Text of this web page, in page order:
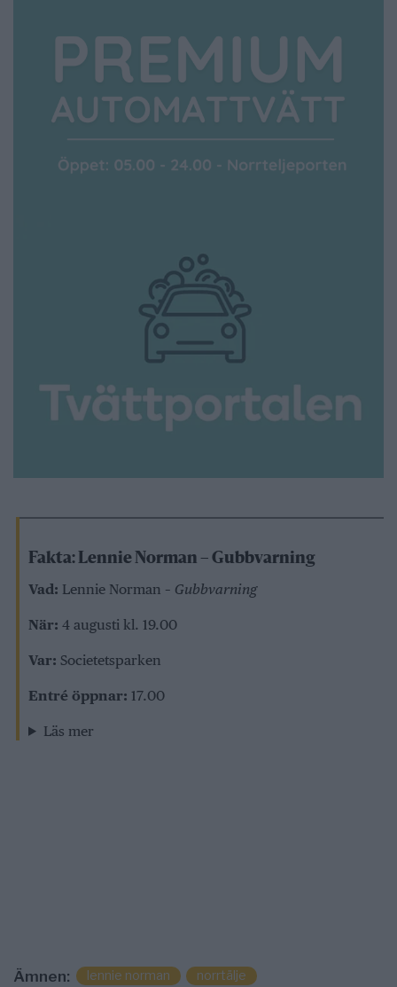
Fakta: Lennie Norman – Gubbvarning
Vad: Lennie Norman – Gubbvarning
När: 4 augusti kl. 19.00
Var: Societetsparken
Entré öppnar: 17.00
Läs mer
Ämnen: lennie norman
norrtälje